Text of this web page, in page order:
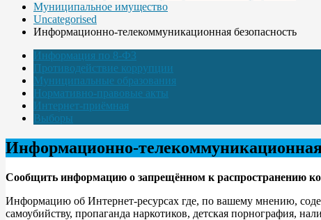
Муниципальное имущество
Uncategorised
Информационно-телекоммуникационная безопасность
Информация по 8-ФЗ
Противодействие коррупции
Муниципальные образования
Нормативно-правовые акты
Интернет-приёмная
Выборы
Информационно-телекоммуникационная
Сообщить информацию о запрещённом к распространению
Информацию об Интернет-ресурсах где, по вашему мнению,
самоубийству, пропаганда наркотиков, детская порнография,